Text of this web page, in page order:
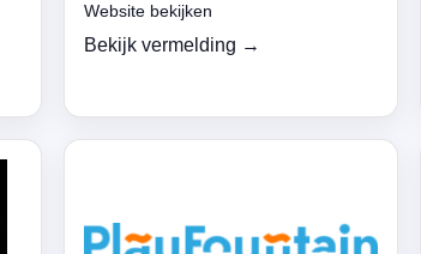
Website bekijken
Bekijk vermelding →